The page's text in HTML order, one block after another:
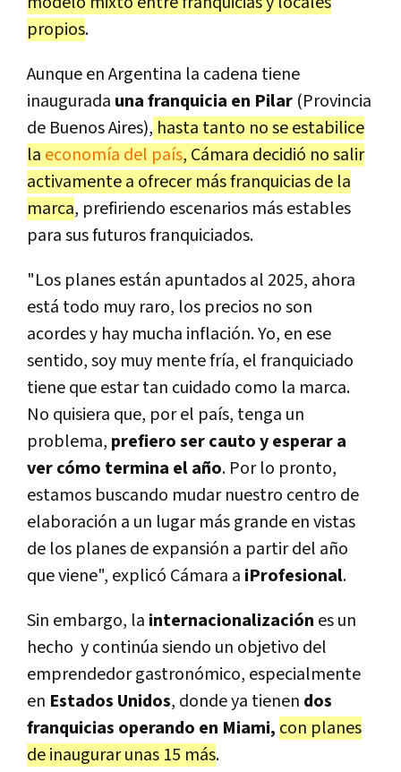
propios.
Aunque en Argentina la cadena tiene
inaugurada una franquicia en Pilar (Provincia
de Buenos Aires), hasta tanto no se estabilice
la economía del país, Cámara decidió no salir
activamente a ofrecer más franquicias de la
marca, prefiriendo escenarios más estables
para sus futuros franquiciados.
"Los planes están apuntados al 2025, ahora
está todo muy raro, los precios no son
acordes y hay mucha inflación. Yo, en ese
sentido, soy muy mente fría, el franquiciado
tiene que estar tan cuidado como la marca.
No quisiera que, por el país, tenga un
problema, prefiero ser cauto y esperar a
ver cómo termina el año. Por lo pronto,
estamos buscando mudar nuestro centro de
elaboración a un lugar más grande en vistas
de los planes de expansión a partir del año
que viene", explicó Cámara a iProfesional.
Sin embargo, la internacionalización es un
hecho ycontinúa siendo un objetivo del
emprendedor gastronómico, especialmente
en Estados Unidos, donde ya tienen dos
franquicias operando en Miami, con planes
de inaugurar unas 15 más.